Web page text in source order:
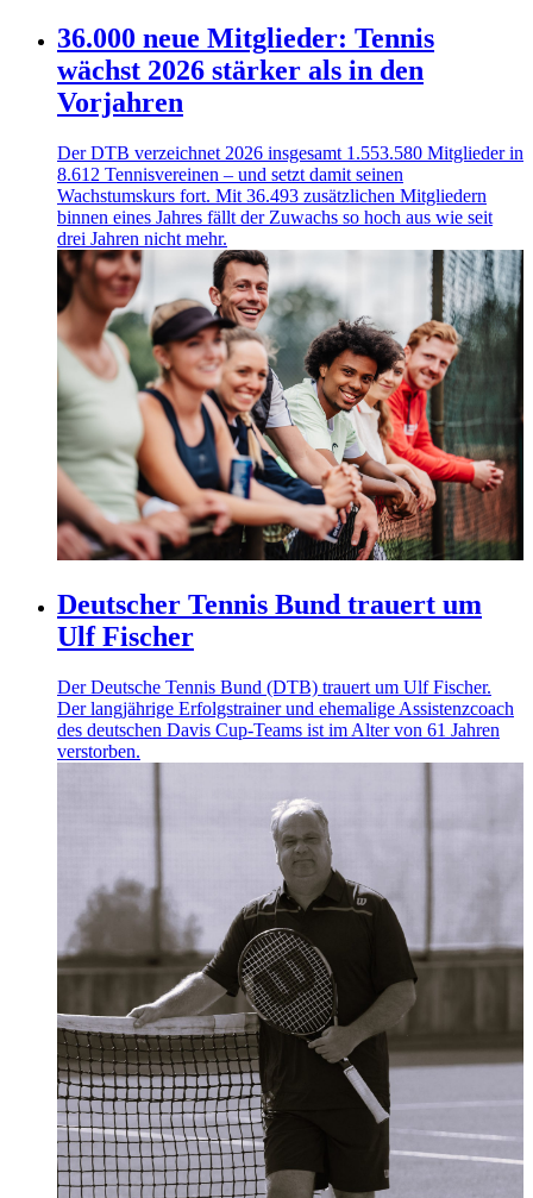
36.000 neue Mitglieder: Tennis
wächst 2026 stärker als in den
Vorjahren
Der DTB verzeichnet 2026 insgesamt 1.553.580 Mitglieder in
8.612 Tennisvereinen – und setzt damit seinen
Wachstumskurs fort. Mit 36.493 zusätzlichen Mitgliedern
binnen eines Jahres fällt der Zuwachs so hoch aus wie seit
drei Jahren nicht mehr.
Deutscher Tennis Bund trauert um
Ulf Fischer
Der Deutsche Tennis Bund (DTB) trauert um Ulf Fischer.
Der langjährige Erfolgstrainer und ehemalige Assistenzcoach
des deutschen Davis Cup-Teams ist im Alter von 61 Jahren
verstorben.